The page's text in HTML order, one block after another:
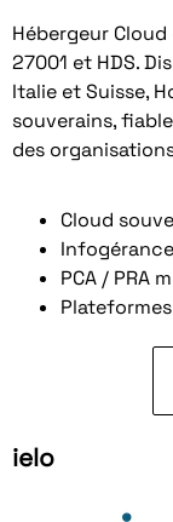
Hébergeur
27001 et HDS.
Italie et Suisse,
souverains,
des
Cloud
PCA / PRA
ielo